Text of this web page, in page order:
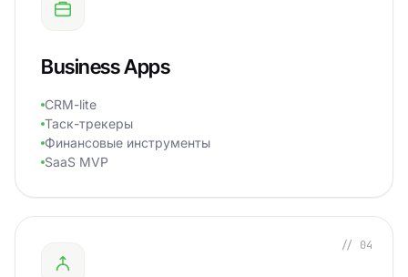
Business Apps
CRM-lite
Таск-трекеры
Финансовые инструменты
SaaS MVP
// 04